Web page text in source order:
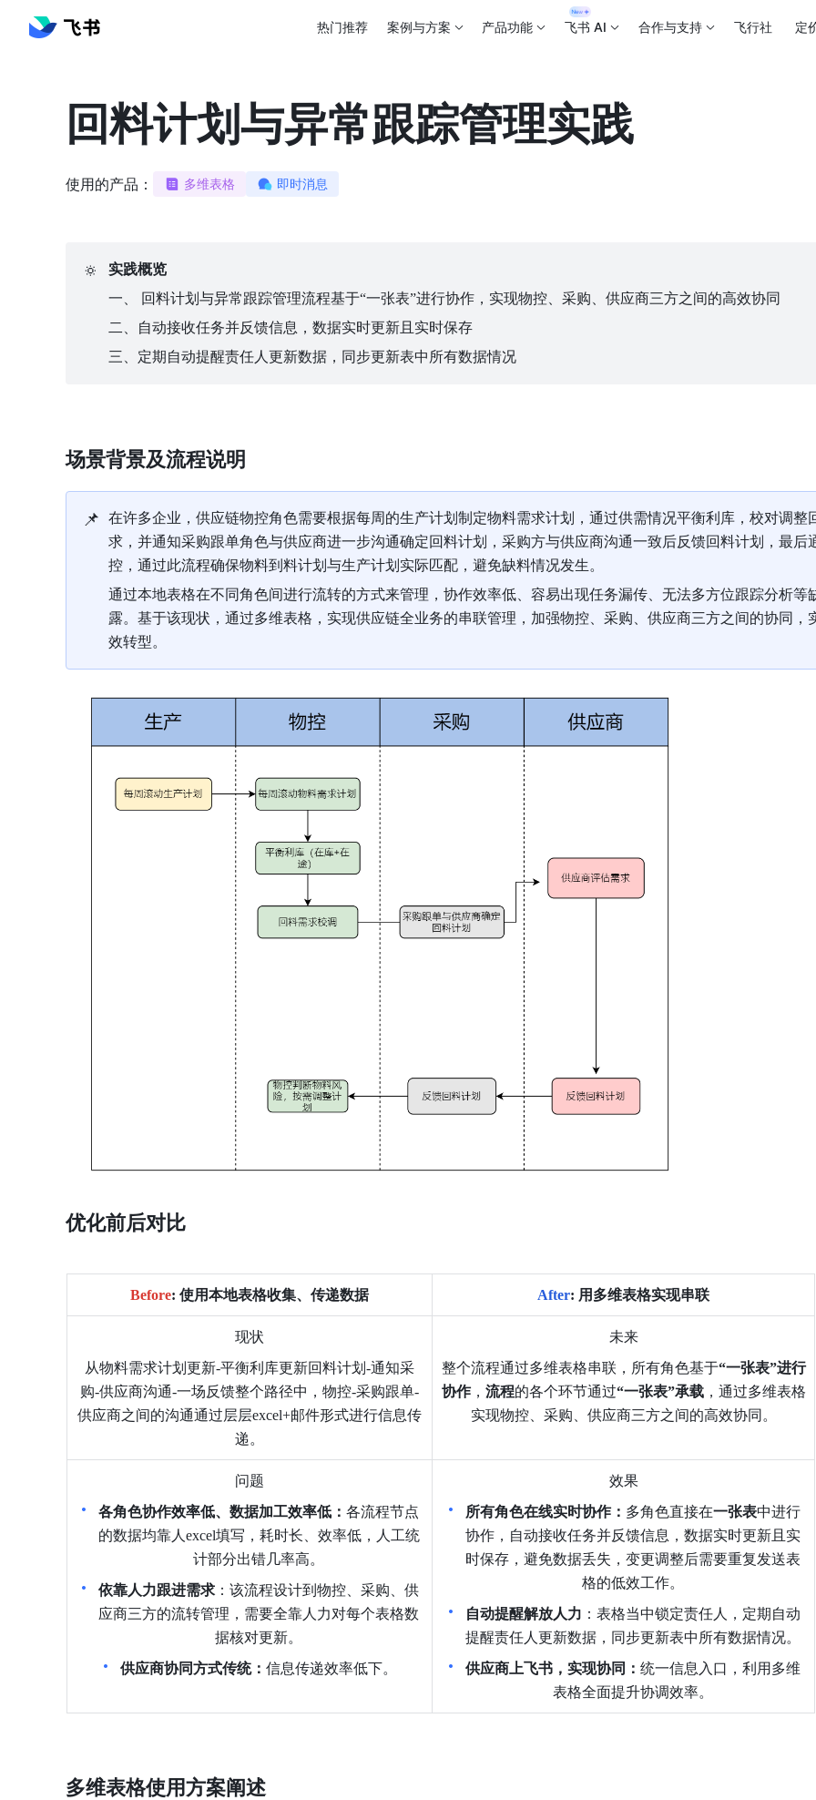
热门推荐 案例与方案 产品功能 飞书 AI 合作与支持 飞行社 定
回料计划与异常跟踪管理实践
使用的产品： 多维表格 即时消息
🔅
实践概览
一、 回料计划与异常跟踪管理流程基于“一张表”进行协作，实现物控、采购、供应商三方之间的高效协同
二、自动接收任务并反馈信息，数据实时更新且实时保存
三、定期自动提醒责任人更新数据，同步更新表中所有数据情况
场景背景及流程说明
📌
在许多企业，供应链物控角色需要根据每周的生产计划制定物料需求计划，通过供需情况平衡利库，校对调整
求，并通知采购跟单角色与供应商进一步沟通确定回料计划，采购方与供应商沟通一致后反馈回料计划，最后
控，通过此流程确保物料到料计划与生产计划实际匹配，避免缺料情况发生。
通过本地表格在不同角色间进行流转的方式来管理，协作效率低、容易出现任务漏传、无法多方位跟踪分析等
露。基于该现状，通过多维表格，实现供应链全业务的串联管理，加强物控、采购、供应商三方之间的协同，
效转型。
优化前后对比
Before: 使用本地表格收集、传递数据 After: 用多维表格实现串联
现状
从物料需求计划更新-平衡利库更新回料计划-通知采
购-供应商沟通-一场反馈整个路径中，物控-采购跟单-
供应商之间的沟通通过层层excel+邮件形式进行信息传
递。
未来
整个流程通过多维表格串联，所有角色基于“一张表”进行
协作， 流程的各个环节通过“一张表”承载，通过多维表格
实现物控、采购、供应商三方之间的高效协同。
问题
各角色协作效率低、数据加工效率低： 各流程节点
的数据均靠人excel填写，耗时长、效率低，人工统
计部分出错几率高。
依靠人力跟进需求 ：该流程设计到物控、采购、供
应商三方的流转管理，需要全靠人力对每个表格数
据核对更新。
供应商协同方式传统： 信息传递效率低下。
效果
所有角色在线实时协作： 多角色直接在一张表中进行
协作，自动接收任务并反馈信息，数据实时更新且实
时保存，避免数据丢失，变更调整后需要重复发送表
格的低效工作。
自动提醒解放人力 ：表格当中锁定责任人，定期自动
提醒责任人更新数据，同步更新表中所有数据情况。
供应商上飞书，实现协同： 统一信息入口，利用多维
表格全面提升协调效率。
多维表格使用方案阐述